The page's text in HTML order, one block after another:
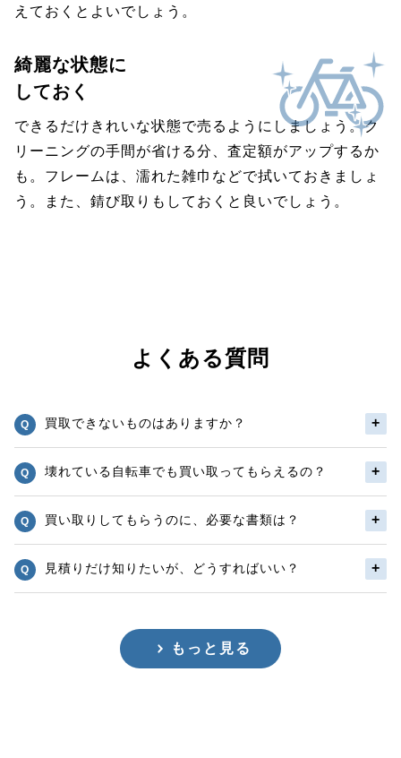
えておくとよいでしょう。
綺麗な状態に
しておく
できるだけきれいな状態で売るようにしましょう。ク
リーニングの手間が省ける分、査定額がアップするか
も。フレームは、濡れた雑巾などで拭いておきましょ
う。また、錆び取りもしておくと良いでしょう。
よくある質問
買取できないものはありますか？
壊れている自転車でも買い取ってもらえるの？
買い取りしてもらうのに、必要な書類は？
見積りだけ知りたいが、どうすればいい？
もっと見る